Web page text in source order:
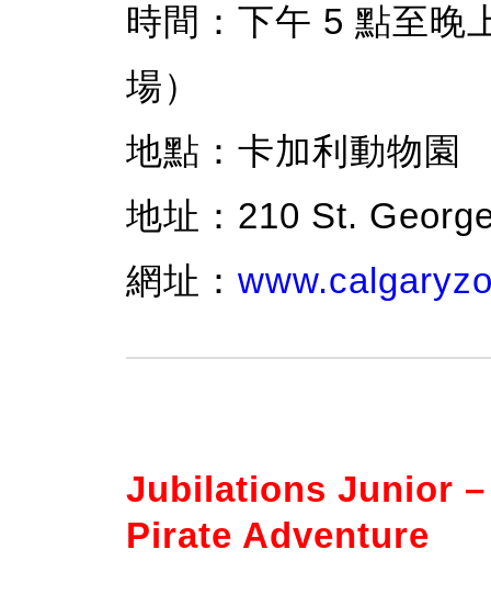
時間：下午 5 點至晚
場）
地點：卡加利動物園
地址：210 St.
網址：
Jubilations Junior –
Pirate Adventure